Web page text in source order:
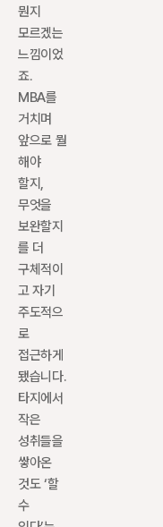
뭔지
모르겠는
느낌이었
죠.
MBA를
거치며
앞으로 뭘
해야
할지,
무엇을
보완할지
를 더
구체적이
고 자기
주도적으
로
접근하게
됐습니다.
타지에서
작은
성취들을
쌓아온
것도 ‘할
수